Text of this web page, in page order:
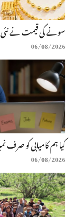
سونے کی قیمت نے نئی
06/08/2026
کیا ہم کامیابی کو صرف
06/08/2026